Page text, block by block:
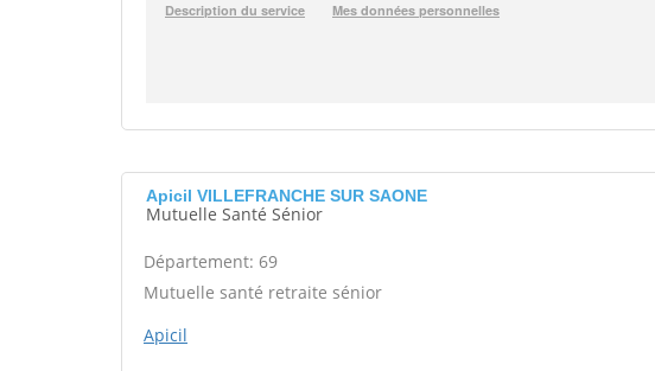
Apicil VILLEFRANCHE SUR SAONE
Mutuelle Santé Sénior
Département: 69
Mutuelle santé retraite sénior
Apicil